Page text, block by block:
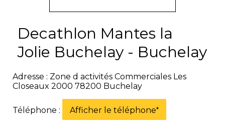
Decathlon Mantes la
Jolie Buchelay - Buchelay
Adresse : Zone d activités Commerciales Les
Closeaux 2000 78200 Buchelay
Téléphone : Afficher le téléphone*